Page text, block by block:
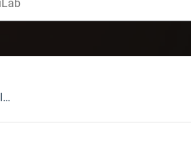
Warsztaty Integracji Sensorycznej : Dolnośląska Szkoła Wyższa Edukacji, Wrocław, 15-19 października 2001 r.